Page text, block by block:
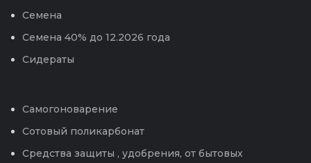
Семена
Семена 40% до 12.2026 года
Сидераты
Самогоноварение
Сотовый поликарбонат
Средства защиты , удобрения, от бытовых